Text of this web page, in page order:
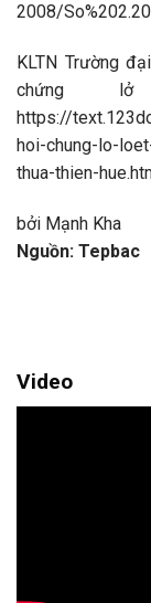
2008/
KLTN Trường
chứng
https://
hoi-chung-lo-
thua-thien-
bởi Mạnh Kha
Nguồn: Tepbac
Video